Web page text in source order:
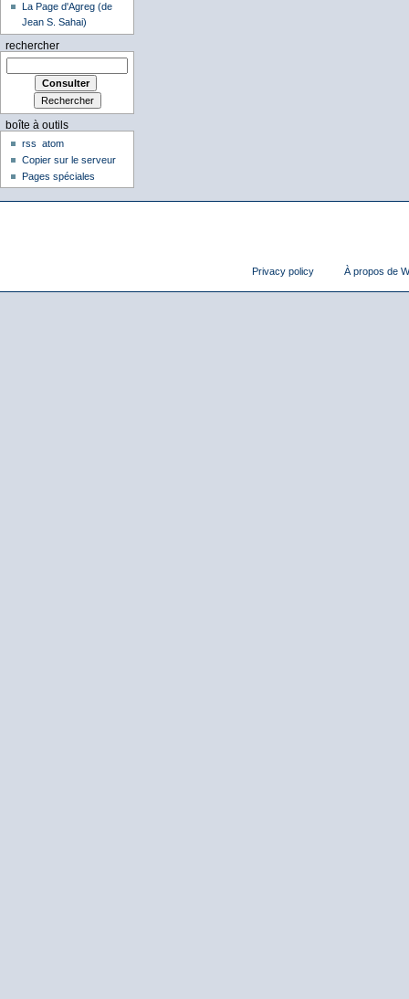
La Page d'Agreg (de
Jean S. Sahai)
rechercher
boîte à outils
rss
atom
Copier sur le serveur
Pages spéciales
Privacy policy À propos de